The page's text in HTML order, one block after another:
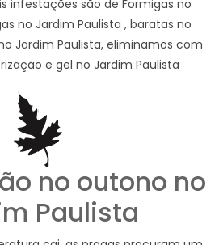
infestações são de Formigas no
no Jardim Paulista , baratas no
Jardim Paulista, eliminamos com
e gel no Jardim Paulista
no outono no
Paulista